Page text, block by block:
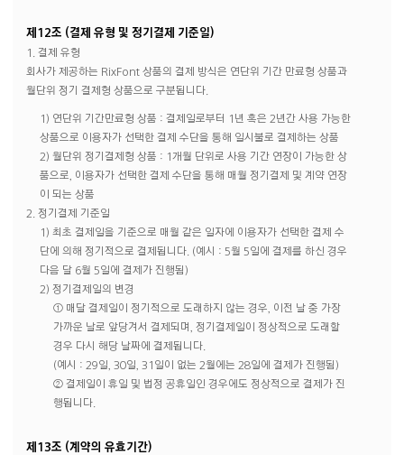
제12조 (결제 유형 및 정기결제 기준일)
1. 결제 유형
회사가 제공하는 RixFont 상품의 결제 방식은 연단위 기간 만료형 상품과
월단위 정기 결제형 상품으로 구분됩니다.
1) 연단위 기간만료형 상품 : 결제일로부터 1년 혹은 2년간 사용 가능한
상품으로 이용자가 선택한 결제 수단을 통해 일시불로 결제하는 상품
2) 월단위 정기결제형 상품 : 1개월 단위로 사용 기간 연장이 가능한 상
품으로, 이용자가 선택한 결제 수단을 통해 매월 정기결제 및 계약 연장
이 되는 상품
2. 정기결제 기준일
1) 최초 결제일을 기준으로 매월 같은 일자에 이용자가 선택한 결제 수
단에 의해 정기적으로 결제됩니다. (예시 : 5월 5일에 결제를 하신 경우
다음 달 6월 5일에 결제가 진행됨)
2) 정기결제일의 변경
① 매달 결제일이 정기적으로 도래하지 않는 경우, 이전 날 중 가장
가까운 날로 앞당겨서 결제되며, 정기결제일이 정상적으로 도래할
경우 다시 해당 날짜에 결제됩니다.
(예시 : 29일, 30일, 31일이 없는 2월에는 28일에 결제가 진행됨)
② 결제일이 휴일 및 법정 공휴일인 경우에도 정상적으로 결제가 진
행됩니다.
제13조 (계약의 유효기간)